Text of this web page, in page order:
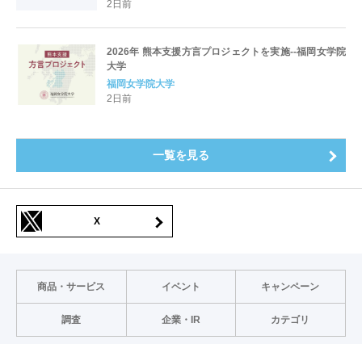
2日前
2026年 熊本支援方言プロジェクトを実施--福岡女学院
大学
福岡女学院大学
2日前
一覧を見る
X
商品・サービス イベント キャンペーン
調査 企業・IR カテゴリ